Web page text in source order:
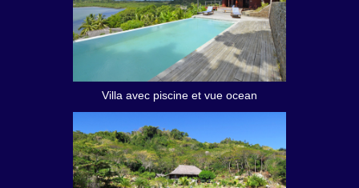
Villa avec piscine et vue ocean